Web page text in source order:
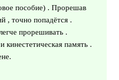
пособие) . Прорешав
, точно попадётся .
прорешивать .
кинестетическая память .